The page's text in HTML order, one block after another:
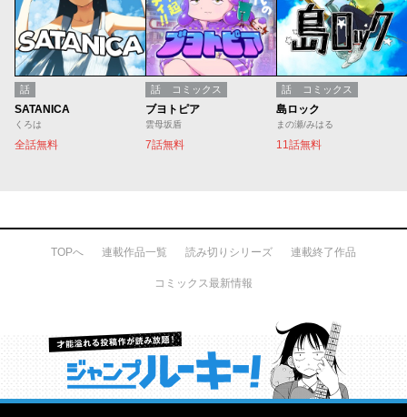
話
SATANICA
くろは
全話無料
話 コミックス
ブヨトピア
雲母坂盾
7話無料
話 コミックス
島ロック
まの瀬/みはる
11話無料
TOPへ 連載作品一覧 読み切りシリーズ 連載終了作品
コミックス最新情報
才能溢れる投稿作が読み放題！ ジャンプルーキー！